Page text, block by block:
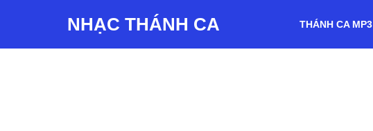
NHẠC THÁNH CA THÁNH CA MP3